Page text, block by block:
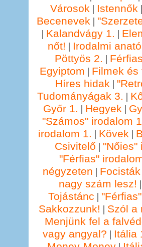
Városok | Istennők
Becenevek |
| Kalandvágy 1. |
nőt! | Irodalmi
Pöttyös 2. |
Egyiptom | Filmek és
Híres hidak |
Tudományágak 3. |
Győr 1. | Hegyek |
"Számos" irodalom
irodalom 1. | Kövek |
Csivitelő | "Nőies"
"Férfias"
négyzeten | Focisták
nagy szám lesz!
Tojástánc |
Sakkozzunk! | Szól a
Menjünk fel a
vagy angyal? | Itália